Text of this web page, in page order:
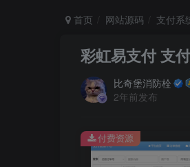
首页 网站源码 支付系
彩虹易支付 支
比奇堡消防栓
2年前发布
付费资源